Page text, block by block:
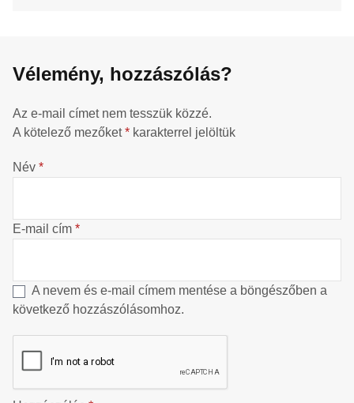
Vélemény, hozzászólás?
Az e-mail címet nem tesszük közzé.
A kötelező mezőket* karakterrel jelöltük
Név *
E-mail cím *
A nevem és e-mail címem mentése a böngészőben a
következő hozzászólásomhoz.